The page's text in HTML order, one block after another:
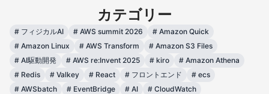
カテゴリー
# フィジカルAI # AWS summit 2026 # Amazon Quick
# Amazon Linux # AWS Transform # Amazon S3 Files
# AI駆動開発 # AWS re:Invent 2025 # kiro # Amazon Athena
# Redis # Valkey # React # フロントエンド # ecs
# AWSbatch # EventBridge # AI # CloudWatch